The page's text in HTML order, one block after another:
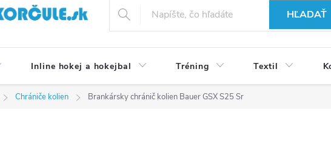
HĽADAŤ
Inline hokej a hokejbal Tréning Textil
Chrániče kolien Brankársky chránič kolien Bauer GSX S25 Sr